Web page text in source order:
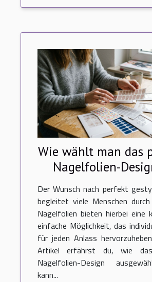
Wie wählt man das
Nagelfolien-
jeden Anlass?
Der Wunsch nach perfekt
begleitet viele Menschen
Nagelfolien bieten hierbei eine
einfache Möglichkeit, das
für jeden Anlass
Artikel erfährst du, wie das
Nagelfolien-Design
kann...